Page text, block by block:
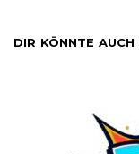
DIR KÖNNTE AUCH